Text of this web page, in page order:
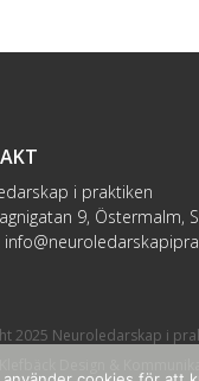
i praktiken
9, Östermalm,
2025 Neuroledarskap i